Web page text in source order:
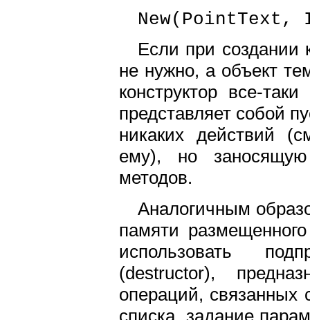
Если при создании
не нужно, а объект
конструктор все-
представляет собой
никаких действий
ему), но
методов.
Аналогичным
памяти
использовать
(destructor),
операций, связанных
списка, задание